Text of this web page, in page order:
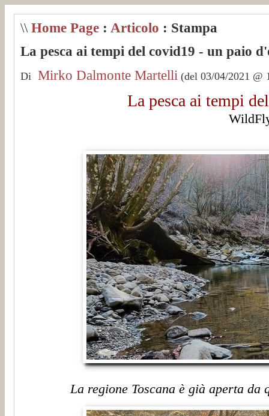
\\ Home Page : Articolo : Stampa
La pesca ai tempi del covid19 - un paio
Di Mirko Dalmonte Martelli (del 03/04/2021 @
La pesca ai tempi
La regione Toscana è già aperta